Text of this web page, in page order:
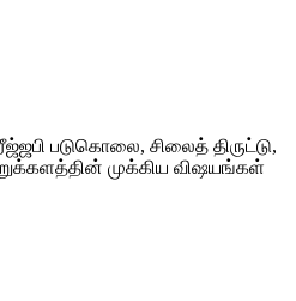
படுகொலை, சிலைத் திருட்டு,
முக்கிய விஷயங்கள்